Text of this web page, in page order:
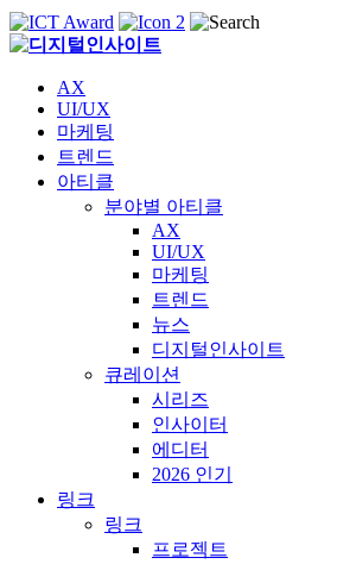
AX
UI/UX
마케팅
트렌드
아티클
분야별 아티클
AX
UI/UX
마케팅
트렌드
뉴스
디지털인사이트
큐레이션
시리즈
인사이터
에디터
2026 인기
링크
링크
프로젝트